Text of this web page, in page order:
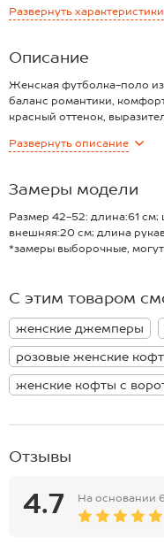
Состав:
Развернуть характеристики
Описание
Женская футболка-поло
баланс романтики,
красный оттенок,
Преимущества:
— свободный крой
гарантирует удобную
— глубина V-образного
воротником изящно
— вязаный джемпер с
выбором для теплых дней
образов в прохладное
Красная футболка-поло
создания стильных
casual стилях.
Развернуть описание
Замеры модели
Размер 42-52: длина:61
внешняя:20 см; длина
*замеры выборочные,
С этим товаром
женские джемперы
розовые женские
женские кофты с
Отзывы
4.7 На основании